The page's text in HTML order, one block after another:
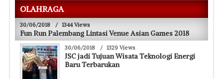
OLAHRAGA
30/06/2018 / 1344 Views
Fun Run Palembang Lintasi Venue Asian Games 2018
30/06/2018 / 1329 Views
JSC jadi Tujuan Wisata Teknologi Energi
Baru Terbarukan